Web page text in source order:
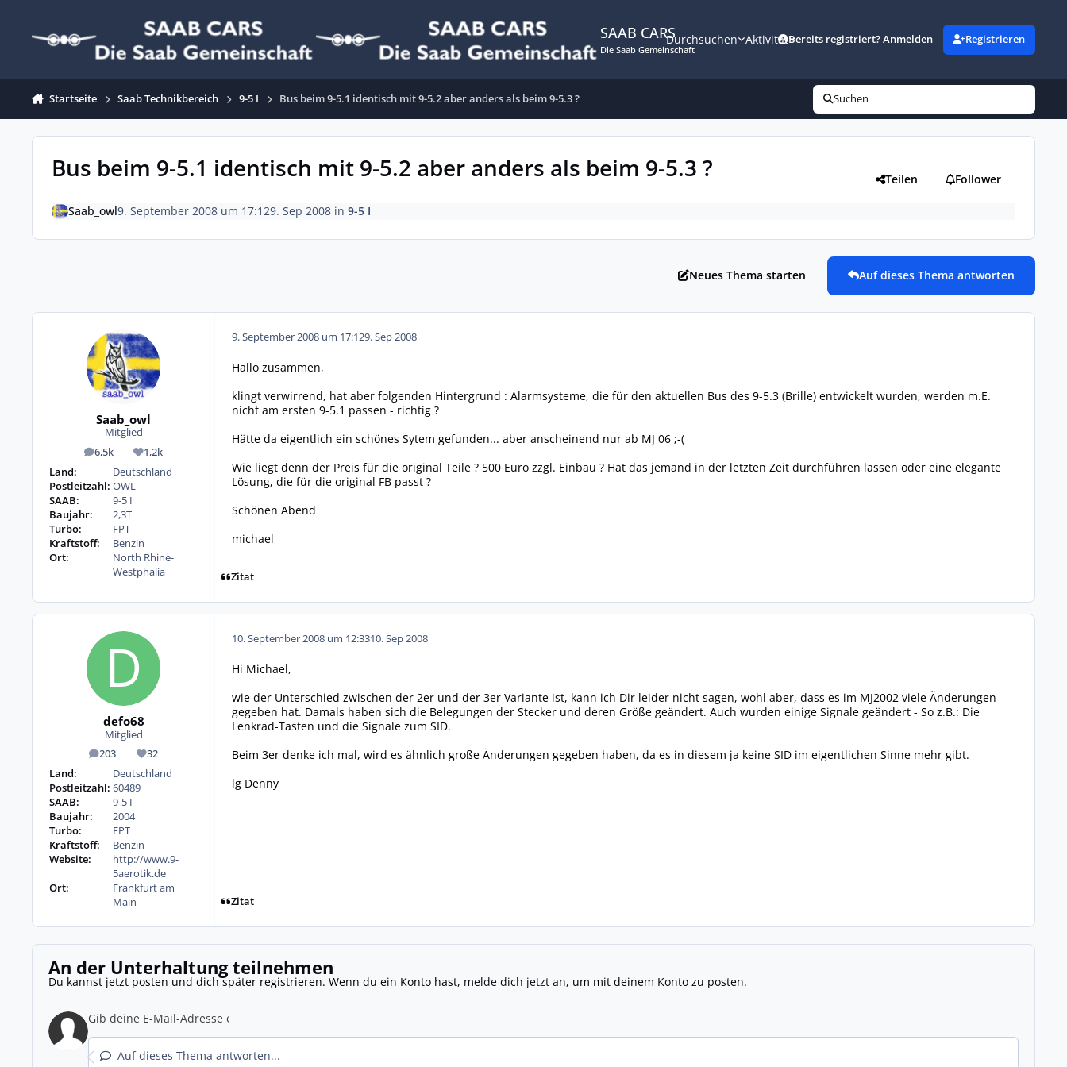
SAAB CARS
Die Saab Gemeinschaft
Durchsuchen AktivitätBereits registriert? Anmelden Registrieren
Startseite Saab Technikbereich 9-5 I Bus beim 9-5.1 identisch mit 9-5.2 aber anders als beim 9-5.3 ? Suchen
Bus beim 9-5.1 identisch mit 9-5.2 aber anders als beim 9-5.3 ? Teilen Follower
Saab_owl9. September 2008 um 17:129. Sep 2008in 9-5 I
Neues Thema starten Auf dieses Thema antworten
Saab_owl
Mitglied
6,5k
Beiträge 1,2k
Reputation
Land:
Deutschland
Postleitzahl: OWL
SAAB:
9-5 I
Baujahr:
2,3T
Turbo:
FPT
Kraftstoff:
Benzin
Ort:
North Rhine-
Westphalia
9. September 2008 um 17:129. Sep 2008
Hallo zusammen,
klingt verwirrend, hat aber folgenden Hintergrund : Alarmsysteme, die für den aktuellen Bus des 9-5.3 (Brille) entwickelt wurden, werden m.E.
nicht am ersten 9-5.1 passen - richtig ?
Hätte da eigentlich ein schönes Sytem gefunden... aber anscheinend nur ab MJ 06 ;-(
Wie liegt denn der Preis für die original Teile ? 500 Euro zzgl. Einbau ? Hat das jemand in der letzten Zeit durchführen lassen oder eine elegante
Lösung, die für die original FB passt ?
Schönen Abend
michael
Zitat
defo68
Mitglied
203
Beiträge 32
Reputation
Land:
Deutschland
Postleitzahl: 60489
SAAB:
9-5 I
Baujahr:
2004
Turbo:
FPT
Kraftstoff:
Benzin
Website:
http://www.9-
5aerotik.de
Ort:
Frankfurt am
Main
10. September 2008 um 12:3310. Sep 2008
Hi Michael,
wie der Unterschied zwischen der 2er und der 3er Variante ist, kann ich Dir leider nicht sagen, wohl aber, dass es im MJ2002 viele Änderungen
gegeben hat. Damals haben sich die Belegungen der Stecker und deren Größe geändert. Auch wurden einige Signale geändert - So z.B.: Die
Lenkrad-Tasten und die Signale zum SID.
Beim 3er denke ich mal, wird es ähnlich große Änderungen gegeben haben, da es in diesem ja keine SID im eigentlichen Sinne mehr gibt.
lg Denny
Zitat
An der Unterhaltung teilnehmen
Du kannst jetzt posten und dich später registrieren. Wenn du ein Konto hast, melde dich jetzt an, um mit deinem Konto zu posten.
Auf dieses Thema antworten...